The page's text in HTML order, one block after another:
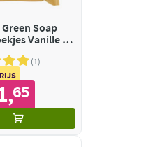
Soap
Vanille en
1
,65